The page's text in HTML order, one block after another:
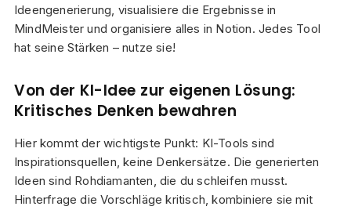
Ideengenerierung, visualisiere die Ergebnisse in
MindMeister und organisiere alles in Notion. Jedes Tool
hat seine Stärken – nutze sie!
Von der KI-Idee zur eigenen Lösung:
Kritisches Denken bewahren
Hier kommt der wichtigste Punkt: KI-Tools sind
Inspirationsquellen, keine Denkersätze. Die generierten
Ideen sind Rohdiamanten, die du schleifen musst.
Hinterfrage die Vorschläge kritisch, kombiniere sie mit